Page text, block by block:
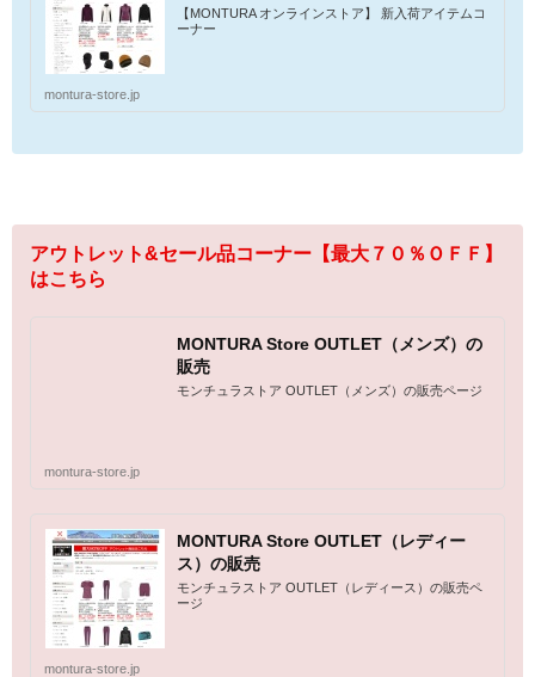
【MONTURA オンラインストア】 新入荷アイテムコ
ーナー
montura-store.jp
アウトレット&セール品コーナー【最大７０％ＯＦＦ】
はこちら
MONTURA Store OUTLET（メンズ）の
販売
モンチュラストア OUTLET（メンズ）の販売ページ
montura-store.jp
MONTURA Store OUTLET（レディー
ス）の販売
モンチュラストア OUTLET（レディース）の販売ペ
ージ
montura-store.jp